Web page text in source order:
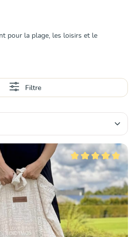
pour la plage, les loisirs et le
Filtre
Note moyenne de 5